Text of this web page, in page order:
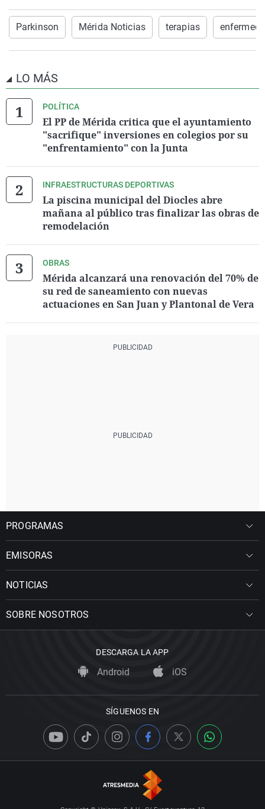
Parkinson Mérida Noticias terapias
LO MÁS
POLÍTICA
El PP de Mérida critica que el ayuntamiento
"sacrifique" inversiones en colegios por su
"enfrentamiento" con la Junta
INFRAESTRUCTURAS DEPORTIVAS
La piscina municipal del Diocles abre
mañana al público tras finalizar las obras de
remodelación
OBRAS
Mérida alcanzará una renovación del 70% de
su red de saneamiento con nuevas
actuaciones en San Juan y Plantonal de Vera
PROGRAMAS
EMISORAS
NOTICIAS
SOBRE NOSOTROS
DESCARGA LA APP
Android iOS
SÍGUENOS EN